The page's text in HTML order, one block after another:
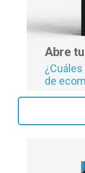
Abre
de